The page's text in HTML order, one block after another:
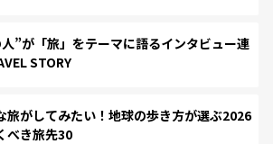
”が「旅」をテーマに語るインタビュー連
STORY
旅がしてみたい！地球の歩き方が選ぶ2026
べき旅先30